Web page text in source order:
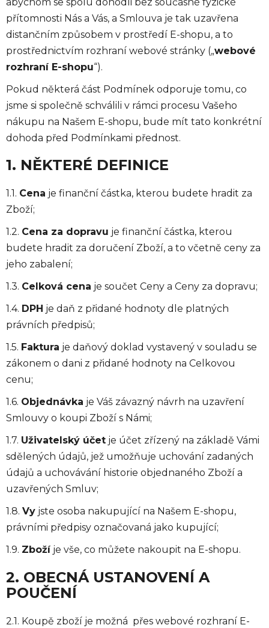
přítomnosti Nás a Vás, a Smlouva je tak uzavřena
distančním způsobem v prostředí E-shopu, a to
prostřednictvím rozhraní webové stránky („webové
rozhraní E-shopu“).
Pokud některá část Podmínek odporuje tomu, co
jsme si společně schválili v rámci procesu Vašeho
nákupu na Našem E-shopu, bude mít tato konkrétní
dohoda před Podmínkami přednost.
1. NĚKTERÉ DEFINICE
1.1. Cena je finanční částka, kterou budete hradit za
Zboží;
1.2. Cena za dopravu je finanční částka, kterou
budete hradit za doručení Zboží, a to včetně ceny za
jeho zabalení;
1.3. Celková cena je součet Ceny a Ceny za dopravu;
1.4. DPH je daň z přidané hodnoty dle platných
právních předpisů;
1.5. Faktura je daňový doklad vystavený v souladu se
zákonem o dani z přidané hodnoty na Celkovou
cenu;
1.6. Objednávka je Váš závazný návrh na uzavření
Smlouvy o koupi Zboží s Námi;
1.7. Uživatelský účet je účet zřízený na základě Vámi
sdělených údajů, jež umožňuje uchování zadaných
údajů a uchovávání historie objednaného Zboží a
uzavřených Smluv;
1.8. Vy jste osoba nakupující na Našem E-shopu,
právními předpisy označovaná jako kupující;
1.9. Zbožíje vše, co můžete nakoupit na E-shopu.
2. OBECNÁ USTANOVENÍ A
POUČENÍ
2.1. Koupě zboží je možná přes webové rozhraní E-